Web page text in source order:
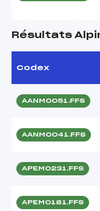
Résultats
Codex
AANM0051.FFS
AANM0041.FFS
APEM0231.FFS
APEM0181.FFS